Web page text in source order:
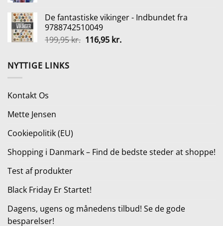
var:
245,00 kr..
er:
De fantastiske vikinger - Indbundet fra
9788742510049
199,95kr. Den
116,95 kr.Den
NYTTIGE LINKS
Kontakt Os
Mette Jensen
Cookiepolitik (EU)
Shopping i Danmark – Find de bedste steder at shoppe!
Test af produkter
Black Friday Er Startet!
Dagens, ugens og månedens tilbud! Se de gode
besparelser!